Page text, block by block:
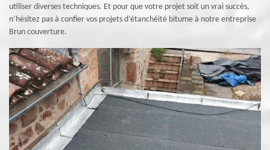
utiliser diverses techniques. Et pour que votre projet soit un vrai succès,
n’hésitez pas à confier vos projets d’étanchéité bitume à notre entreprise
Brun couverture.